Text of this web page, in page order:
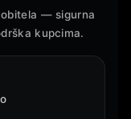
— sigurna
kupcima.